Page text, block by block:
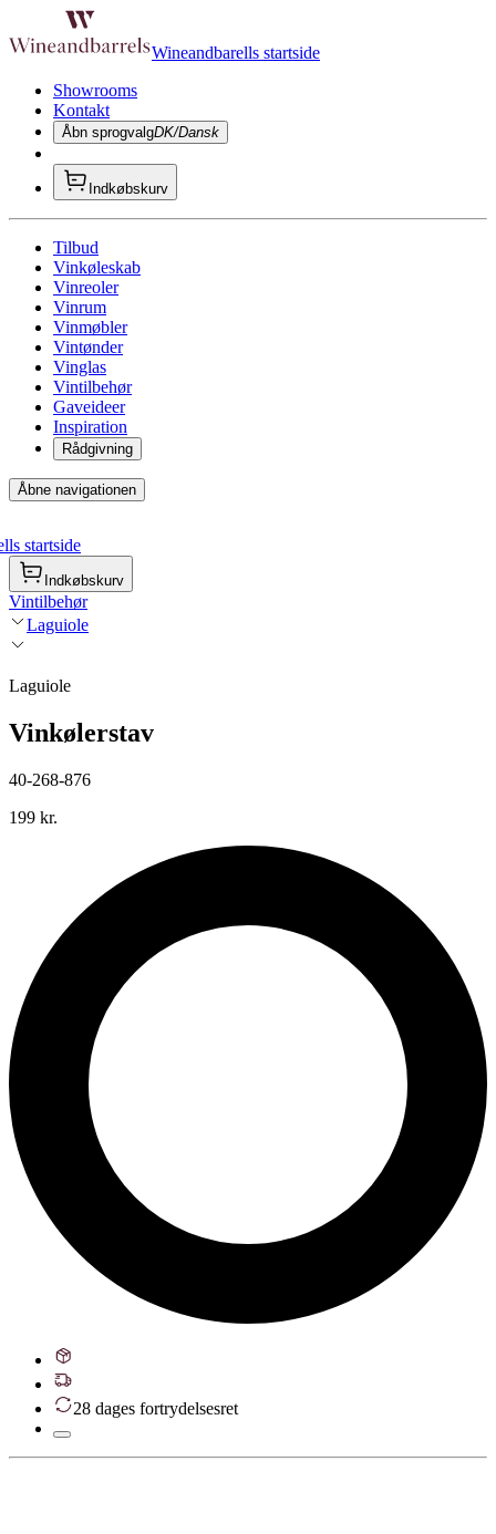
Wineandbarells startside
Showrooms
Kontakt
Åbn sprogvalgDK/Dansk
Indkøbskurv
Tilbud
Vinkøleskab
Vinreoler
Vinrum
Vinmøbler
Vintønder
Vinglas
Vintilbehør
Gaveideer
Inspiration
Rådgivning
Åbne navigationen
startside
Indkøbskurv
Vintilbehør
Laguiole
Laguiole
Vinkølerstav
40-268-876
199 kr.
28 dages fortrydelsesret